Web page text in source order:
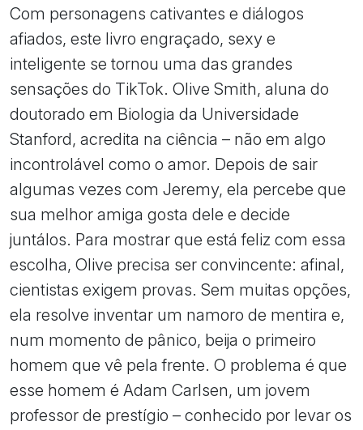
Com personagens cativantes e diálogos
afiados, este livro engraçado, sexy e
inteligente se tornou uma das grandes
sensações do TikTok. Olive Smith, aluna do
doutorado em Biologia da Universidade
Stanford, acredita na ciência – não em algo
incontrolável como o amor. Depois de sair
algumas vezes com Jeremy, ela percebe que
sua melhor amiga gosta dele e decide
juntálos. Para mostrar que está feliz com essa
escolha, Olive precisa ser convincente: afinal,
cientistas exigem provas. Sem muitas opções,
ela resolve inventar um namoro de mentira e,
num momento de pânico, beija o primeiro
homem que vê pela frente. O problema é que
esse homem é Adam Carlsen, um jovem
professor de prestígio – conhecido por levar os